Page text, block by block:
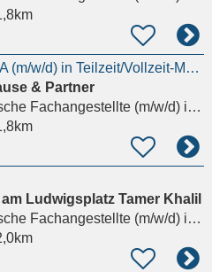
ZMF ,ZMP, ZFA (m/w/d) in Teilzeit/Vollzeit-Modautal
& Partner
Fachangestellte (m/w/d)in Darmstadt
Ludwigsplatz Tamer Khalil
Fachangestellte (m/w/d)in Darmstadt